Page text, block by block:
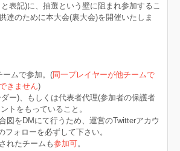
表記)に、抽選という壁に阻まれ参加するこ
達のために本大会(裏大会)を開催いたしま
ームで参加。(同一プレイヤーが他チームで
きません)
ダー)、もしくは代表者代理(参加者の保護者
トをもっていること。
図をDMにて行うため、運営のTwitterアカウ
フォローを必ずして下さい。
れたチームも参加可。